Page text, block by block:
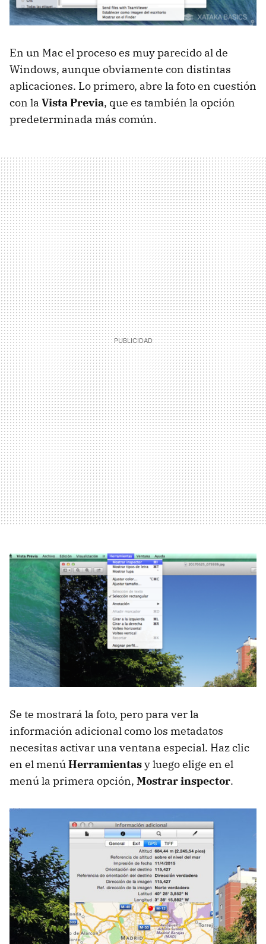
En un Mac el proceso es muy parecido al de
Windows, aunque obviamente con distintas
aplicaciones. Lo primero, abre la foto en cuestión
con la Vista Previa, que es también la opción
predeterminada más común.
Se te mostrará la foto, pero para ver la
información adicional como los metadatos
necesitas activar una ventana especial. Haz clic
en el menúHerramientasy luego elige en el
menú la primera opción, Mostrar inspector.